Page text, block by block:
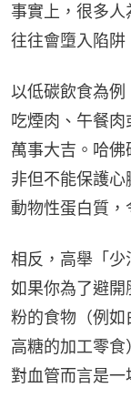
事實上，很多
往往會墮入陷阱
以低碳飲食為例
吃煙肉、午餐
萬事大吉。哈佛
非但不能保護
動物性蛋白質，
相反，高舉「少
如果你為了避
粉的食物（例如
高糖的加工零食
對血管而言是一